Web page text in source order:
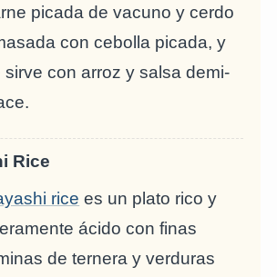
picada de vacuno y cerdo
con cebolla picada, y
sirve con arroz y salsa demi-
Rice
rice es un plato rico y
ácido con finas
de ternera y verduras